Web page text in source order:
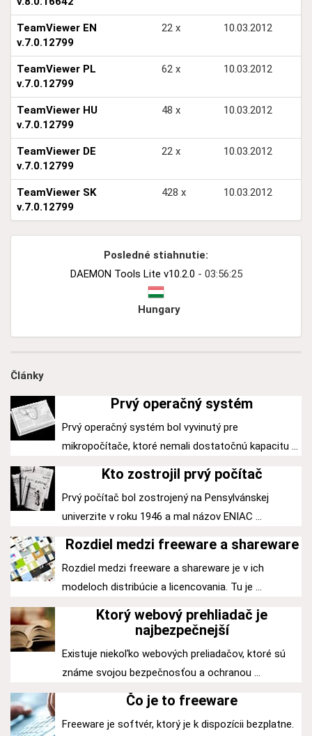
TeamViewer EN
v.7.0.12799
22 x 10.03.2012
TeamViewer PL
v.7.0.12799
62 x 10.03.2012
TeamViewer HU
v.7.0.12799
48 x 10.03.2012
TeamViewer DE
v.7.0.12799
22 x 10.03.2012
TeamViewer SK
v.7.0.12799
428 x 10.03.2012
Posledné stiahnutie:
DAEMON Tools Lite v10.2.0 - 03:56:25
Hungary
Články
Prvý operačný systém
Prvý operačný systém bol vyvinutý pre
mikropočítače, ktoré nemali dostatočnú kapacitu ...
Kto zostrojil prvý počítač
Prvý počítač bol zostrojený na Pensylvánskej
univerzite v roku 1946 a mal názov ENIAC ...
Rozdiel medzi freeware a shareware
Rozdiel medzi freeware a shareware je v ich
modeloch distribúcie a licencovania. Tu je ...
Ktorý webový prehliadač je
najbezpečnejší
Existuje niekoľko webových preliadačov, ktoré sú
známe svojou bezpečnosťou a ochranou ...
Čo je to freeware
Freeware je softvér, ktorý je k dispozícii bezplatne.